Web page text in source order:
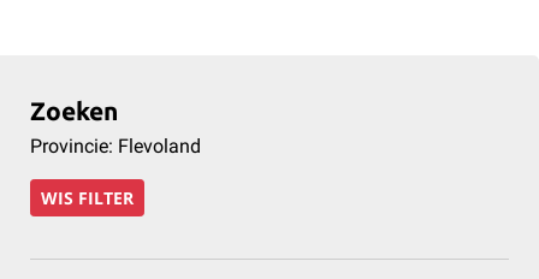
Zoeken
Provincie: Flevoland
WIS FILTER